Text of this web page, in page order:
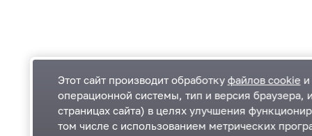
Одинцовский городской округ Московской
области
Этот сайт производит обработку файлов cookie
операционной системы, тип и версия браузера,
страницах сайта) в целях улучшения
том числе с использованием метрических